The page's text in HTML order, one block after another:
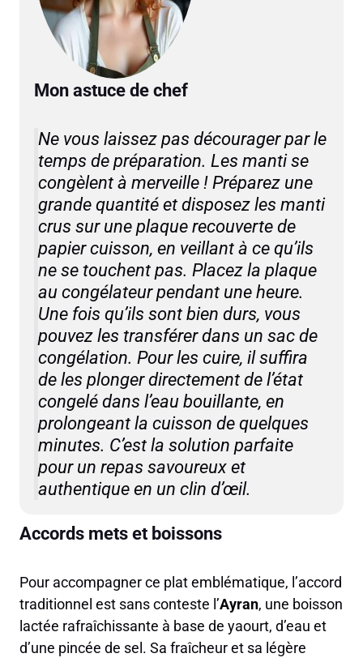
Mon astuce de chef
Ne vous laissez pas décourager par le
temps de préparation. Les manti se
congèlent à merveille ! Préparez une
grande quantité et disposez les manti
crus sur une plaque recouverte de
papier cuisson, en veillant à ce qu’ils
ne se touchent pas. Placez la plaque
au congélateur pendant une heure.
Une fois qu’ils sont bien durs, vous
pouvez les transférer dans un sac de
congélation. Pour les cuire, il suffira
de les plonger directement de l’état
congelé dans l’eau bouillante, en
prolongeant la cuisson de quelques
minutes. C’est la solution parfaite
pour un repas savoureux et
authentique en un clin d’œil.
Accords mets et boissons
Pour accompagner ce plat emblématique, l’accord
traditionnel est sans conteste l’Ayran, une boisson
lactée rafraîchissante à base de yaourt, d’eau et
d’une pincée de sel. Sa fraîcheur et sa légère